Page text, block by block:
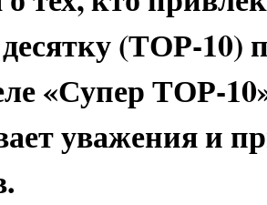
(ТОР-10)
«Супер ТОР-
уважения и